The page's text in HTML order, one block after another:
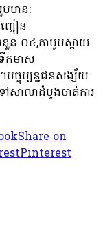
មមាន:
ចៀន
ន ០៤,កាបូបស្ពាយ
កមាស
ច្ចុប្បន្នជនសង្ស័យ
សាលាដំបូងចាត់ការ
Share on
Pinterest